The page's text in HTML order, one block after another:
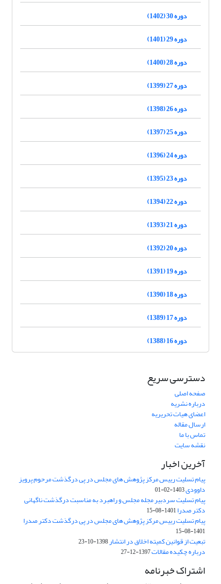
دوره 30 (1402)
دوره 29 (1401)
دوره 28 (1400)
دوره 27 (1399)
دوره 26 (1398)
دوره 25 (1397)
دوره 24 (1396)
دوره 23 (1395)
دوره 22 (1394)
دوره 21 (1393)
دوره 20 (1392)
دوره 19 (1391)
دوره 18 (1390)
دوره 17 (1389)
دوره 16 (1388)
دسترسی سریع
صفحه اصلی
درباره نشریه
اعضای هیات تحریریه
ارسال مقاله
تماس با ما
نقشه سایت
آخرین اخبار
پیام تسلیت رییس مرکز پژوهش های مجلس در پی درگذشت مرحوم پرویز
داوودی1403-02-01
پیام تسلیت سردبیر مجله مجلس و راهبرد به مناسبت درگذشت ناگهانی
دکتر صدرا1401-08-15
پیام تسلیت رییس مرکز پژوهش های مجلس در پی درگذشت دکتر صدرا
1401-08-15
تبعیت از قوانین کمیته اخلاق در انتشار1398-10-23
درباره چکیده مقالات1397-12-27
اشتراک خبرنامه